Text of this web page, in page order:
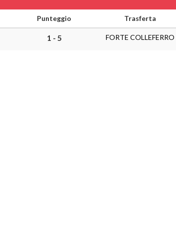
Punteggio Trasferta
1 - 5 FORTE COLLEFERRO